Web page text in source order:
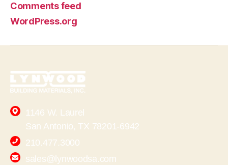
Comments feed
WordPress.org
1146 W. Laurel
San Antonio, TX 78201-6942
210.477.3000
sales@lynwoodsa.com